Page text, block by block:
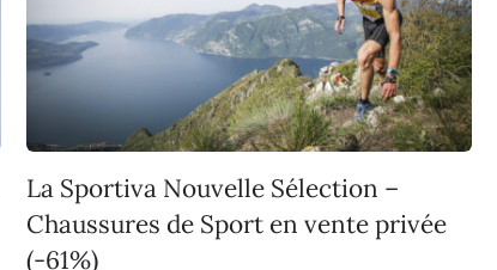
La Sportiva Nouvelle Sélection –
Chaussures de Sport en vente privée
(-61%)